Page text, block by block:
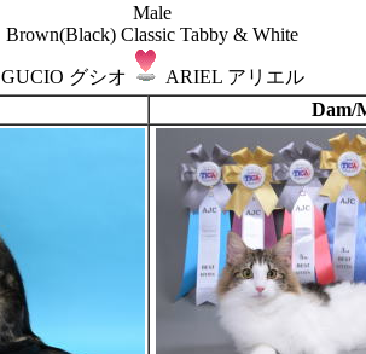
Male
Brown(Black) Classic Tabby & White
GUCIO グシオ
ARIEL アリエル
Dam/